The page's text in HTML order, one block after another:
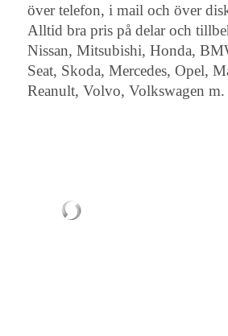
över telefon, i mail och över
Alltid bra pris på delar och
Nissan, Mitsubishi, Honda,
Seat, Skoda, Mercedes, Opel,
Reanult, Volvo, Volkswagen